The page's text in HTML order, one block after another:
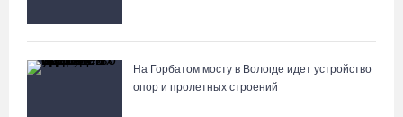
На Горбатом мосту в Вологде идет устройство
опор и пролетных строений